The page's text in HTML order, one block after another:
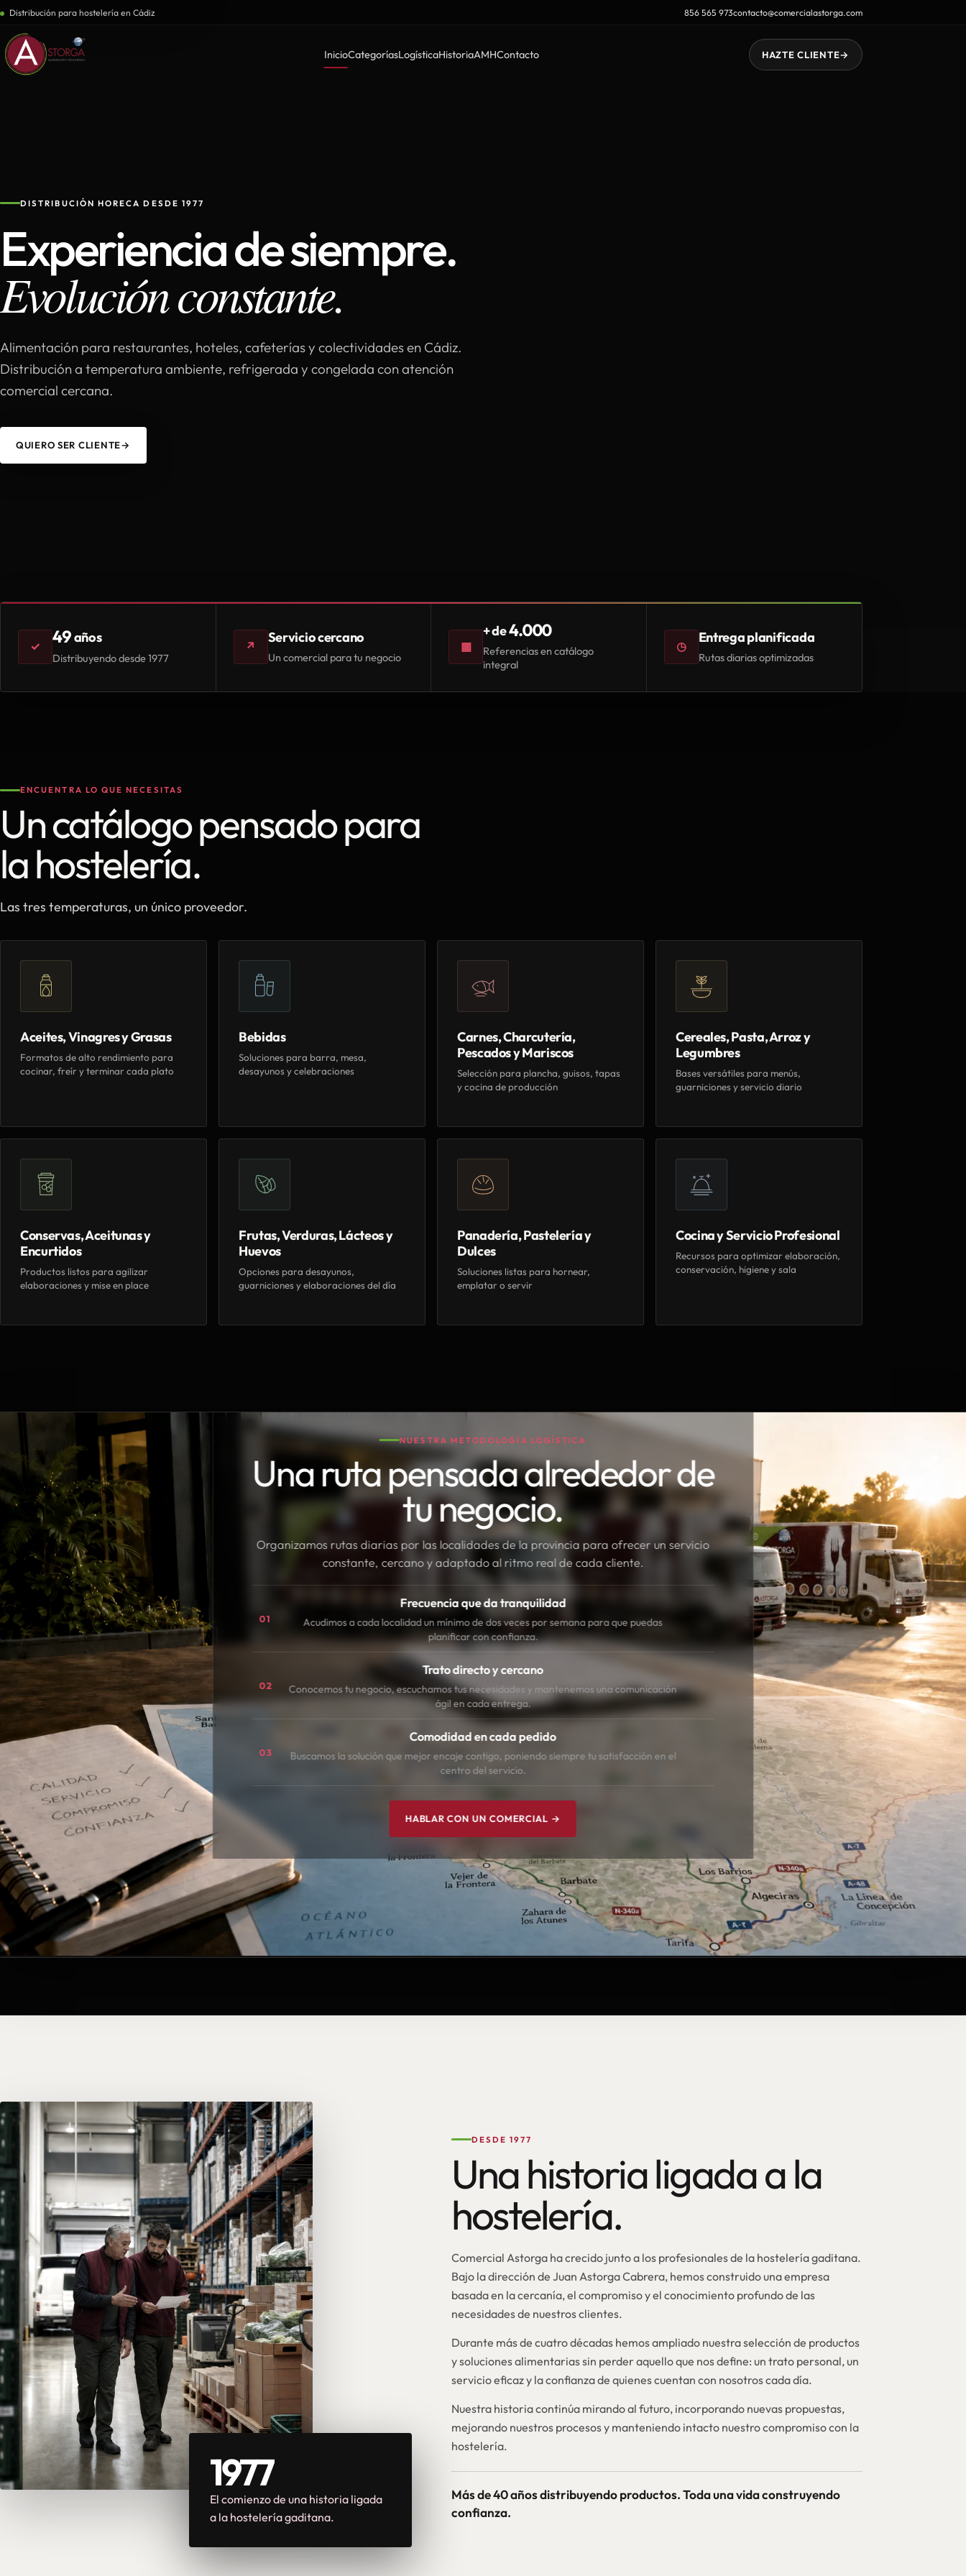
Distribución para hostelería en Cádiz 856 565 973contacto@comercialastorga.com
InicioCategoríasLogísticaHistoriaAMHContacto HAZTE CLIENTE→
DISTRIBUCIÓN HORECA DESDE 1977
Experiencia de siempre.
Evolución constante.
Alimentación para restaurantes, hoteles, cafeterías y colectividades en Cádiz.
Distribución a temperatura ambiente, refrigerada y congelada con atención
comercial cercana.
QUIERO SER CLIENTE→
✓ 49años
Distribuyendo desde 1977
↗
Servicio cercano
Un comercial para tu negocio
▦
+ de4.000
Referencias en catálogo
integral
◷
Entrega planificada
Rutas diarias optimizadas
ENCUENTRA LO QUE NECESITAS
Un catálogo pensado para
la hostelería.
Las tres temperaturas, un único proveedor.
Aceites, Vinagres y Grasas
Formatos de alto rendimiento para
cocinar, freír y terminar cada plato
Bebidas
Soluciones para barra, mesa,
desayunos y celebraciones
Carnes, Charcutería,
Pescados y Mariscos
Selección para plancha, guisos, tapas
y cocina de producción
Cereales, Pasta, Arroz y
Legumbres
Bases versátiles para menús,
guarniciones y servicio diario
Conservas, Aceitunas y
Encurtidos
Productos listos para agilizar
elaboraciones y mise en place
Frutas, Verduras, Lácteos y
Huevos
Opciones para desayunos,
guarniciones y elaboraciones del día
Panadería, Pastelería y
Dulces
Soluciones listas para hornear,
emplatar o servir
Cocina y Servicio Profesional
Recursos para optimizar elaboración,
conservación, higiene y sala
NUESTRA METODOLOGÍA LOGÍSTICA
Una ruta pensada alrededor de
tu negocio.
Organizamos rutas diarias por las localidades de la provincia para ofrecer un servicio
constante, cercano y adaptado al ritmo real de cada cliente.
01
Frecuencia que da tranquilidad
Acudimos a cada localidad un mínimo de dos veces por semana para que puedas
planificar con confianza.
02
Trato directo y cercano
Conocemos tu negocio, escuchamos tus necesidades y mantenemos una comunicación
ágil en cada entrega.
03
Comodidad en cada pedido
Buscamos la solución que mejor encaje contigo, poniendo siempre tu satisfacción en el
centro del servicio.
HABLAR CON UN COMERCIAL →
1977
El comienzo de una historia ligada
a la hostelería gaditana.
DESDE 1977
Una historia ligada a la
hostelería.
Comercial Astorga ha crecido junto a los profesionales de la hostelería gaditana.
Bajo la dirección de Juan Astorga Cabrera, hemos construido una empresa
basada en la cercanía, el compromiso y el conocimiento profundo de las
necesidades de nuestros clientes.
Durante más de cuatro décadas hemos ampliado nuestra selección de productos
y soluciones alimentarias sin perder aquello que nos define: un trato personal, un
servicio eficaz y la confianza de quienes cuentan con nosotros cada día.
Nuestra historia continúa mirando al futuro, incorporando nuevas propuestas,
mejorando nuestros procesos y manteniendo intacto nuestro compromiso con la
hostelería.
Más de 40 años distribuyendo productos. Toda una vida construyendo
confianza.